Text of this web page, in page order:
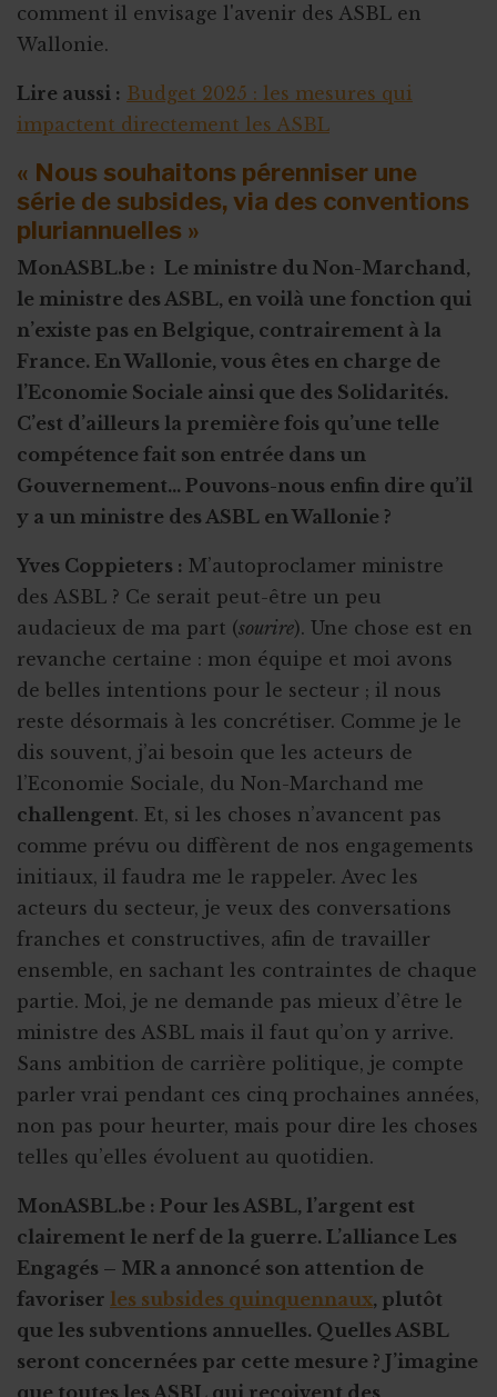
comment il envisage l'avenir des ASBL en
Wallonie.
Lire aussi : Budget 2025 : les mesures qui
impactent directement les ASBL
« Nous souhaitons pérenniser une
série de subsides, via des conventions
pluriannuelles »
MonASBL.be : Le ministre du Non-Marchand,
le ministre des ASBL, en voilà une fonction qui
n’existe pas en Belgique, contrairement à la
France. En Wallonie, vous êtes en charge de
l’Economie Sociale ainsi que des Solidarités.
C’est d’ailleurs la première fois qu’une telle
compétence fait son entrée dans un
Gouvernement... Pouvons-nous enfin dire qu’il
y a un ministre des ASBL en Wallonie ?
Yves Coppieters : M’autoproclamer ministre
des ASBL ? Ce serait peut-être un peu
audacieux de ma part (sourire). Une chose est en
revanche certaine : mon équipe et moi avons
de belles intentions pour le secteur ; il nous
reste désormais à les concrétiser. Comme je le
dis souvent, j’ai besoin que les acteurs de
l’Economie Sociale, du Non-Marchand me
challengent. Et, si les choses n’avancent pas
comme prévu ou diffèrent de nos engagements
initiaux, il faudra me le rappeler. Avec les
acteurs du secteur, je veux des conversations
franches et constructives, afin de travailler
ensemble, en sachant les contraintes de chaque
partie. Moi, je ne demande pas mieux d’être le
ministre des ASBL mais il faut qu’on y arrive.
Sans ambition de carrière politique, je compte
parler vrai pendant ces cinq prochaines années,
non pas pour heurter, mais pour dire les choses
telles qu’elles évoluent au quotidien.
MonASBL.be : Pour les ASBL, l’argent est
clairement le nerf de la guerre. L’alliance Les
Engagés – MR a annoncé son attention de
favoriser les subsides quinquennaux, plutôt
que les subventions annuelles. Quelles ASBL
seront concernées par cette mesure ? J’imagine
que toutes les ASBL qui reçoivent des